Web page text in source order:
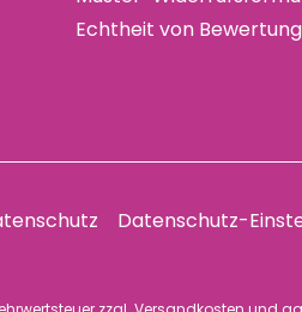
Echtheit von
Datenschutz-